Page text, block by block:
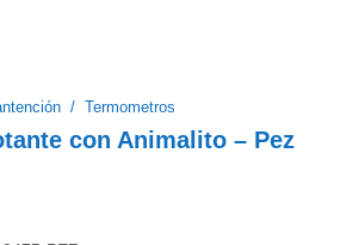
/ Termometros
con Animalito – Pez